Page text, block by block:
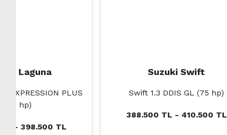
Laguna
EXPRESSION PLUS
(120 hp)
- 398.500 TL
Suzuki Swift
Swift 1.3 DDIS GL (75 hp)
388.500 TL - 410.500 TL